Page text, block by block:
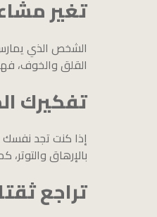
تغير
الشخص الذي يمارس
القلق والخوف،
تفكيرك
إذا كنت تجد نفسك
بالإرهاق
تراجع